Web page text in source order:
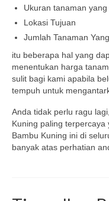
Ukuran tanaman
Lokasi Tujuan
Jumlah Tanaman
itu beberapa hal yang
menentukan harga
sulit bagi kami apabila
tempuh untuk
Anda tidak perlu ragu
Kuning paling
Bambu Kuning ini di
banyak atas perhatian